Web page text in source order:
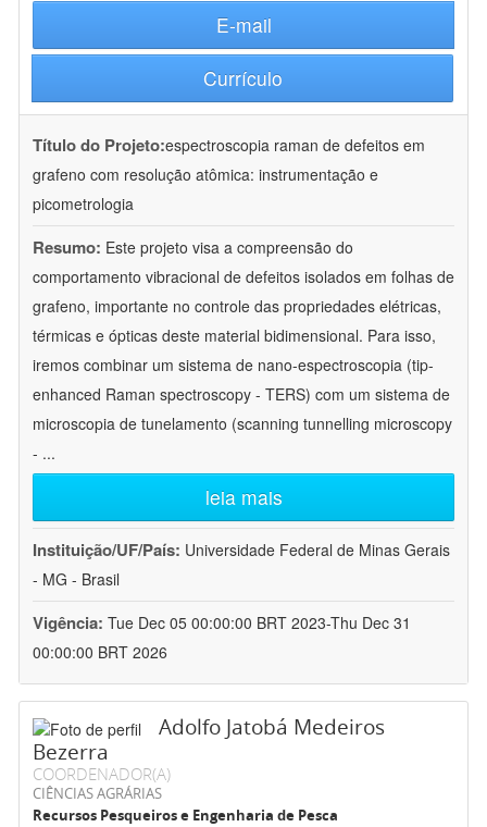
E-mail
Currículo
Título do Projeto:espectroscopia raman de defeitos em
grafeno com resolução atômica: instrumentação e
picometrologia
Resumo: Este projeto visa a compreensão do
comportamento vibracional de defeitos isolados em folhas de
grafeno, importante no controle das propriedades elétricas,
térmicas e ópticas deste material bidimensional. Para isso,
iremos combinar um sistema de nano-espectroscopia (tip-
enhanced Raman spectroscopy - TERS) com um sistema de
microscopia de tunelamento (scanning tunnelling microscopy
- ...
leia mais
Instituição/UF/País: Universidade Federal de Minas Gerais
- MG - Brasil
Vigência: Tue Dec 05 00:00:00 BRT 2023-Thu Dec 31
00:00:00 BRT 2026
Adolfo Jatobá Medeiros
Bezerra
COORDENADOR(A)
CIÊNCIAS AGRÁRIAS
Recursos Pesqueiros e Engenharia de Pesca